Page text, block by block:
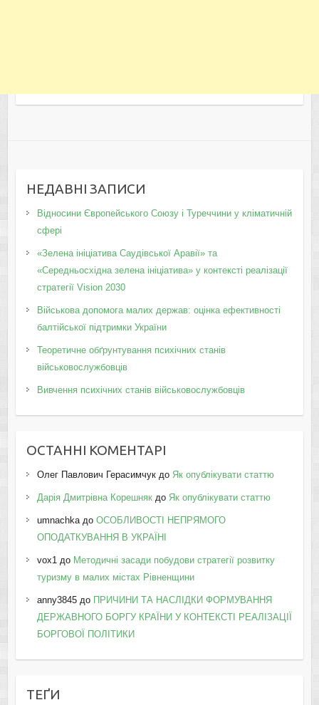
НЕДАВНІ ЗАПИСИ
Відносини Європейського Союзу і Туреччини у кліматичній
сфері
«Зелена ініціатива Саудівської Аравії» та
«Середньосхідна зелена ініціатива» у контексті реалізації
стратегії Vision 2030
Військова допомога малих держав: оцінка ефективності
балтійської підтримки України
Теоретичне обґрунтування психічних станів
військовослужбовців
Вивчення психічних станів військовослужбовців
ОСТАННІ КОМЕНТАРІ
Олег Павлович Герасимчукдо Як опублікувати статтю
Дарія Дмитрівна Корешнякдо Як опублікувати статтю
umnachkaдо ОСОБЛИВОСТІ НЕПРЯМОГО
ОПОДАТКУВАННЯ В УКРАЇНІ
vox1до Методичні засади побудови стратегії розвитку
туризму в малих містах Рівненщини
anny3845до ПРИЧИНИ ТА НАСЛІДКИ ФОРМУВАННЯ
ДЕРЖАВНОГО БОРГУ КРАЇНИ У КОНТЕКСТІ РЕАЛІЗАЦІЇ
БОРГОВОЇ ПОЛІТИКИ
ТЕҐИ